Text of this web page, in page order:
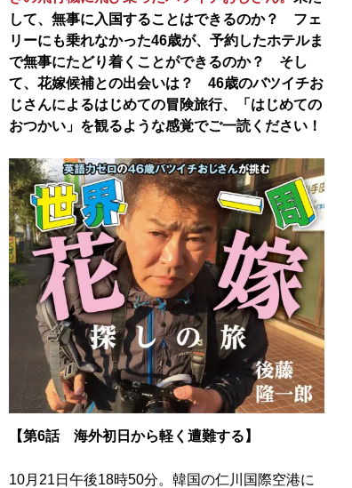
して、無事に入国することはできるのか？ フェ
リーにも乗れなかった46歳が、予約したホテルま
で無事にたどり着くことができるのか？ そし
て、花嫁候補との出会いは？ 46歳のバツイチお
じさんによるはじめての冒険旅行、「はじめての
おつかい」を観るような感覚でご一読ください！
【第6話 海外初日から軽く遭難する】
10月21日午後18時50分。韓国の仁川国際空港に